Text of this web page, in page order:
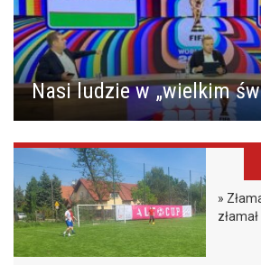
Nasi ludzie w „wielkim
»
złamał